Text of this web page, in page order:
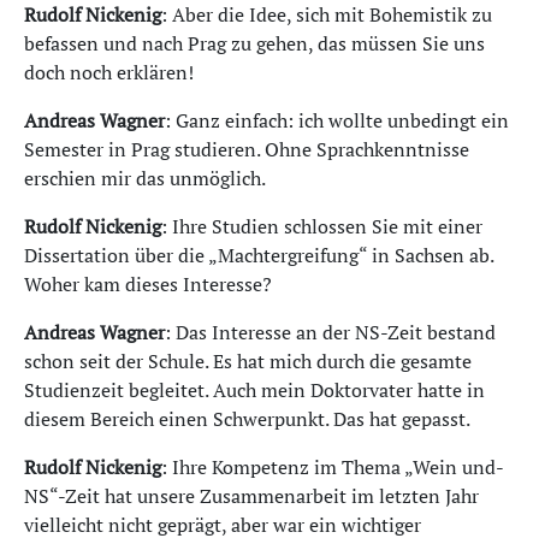
Rudolf Nickenig: Aber die Idee, sich mit Bohemistik zu
befassen und nach Prag zu gehen, das müssen Sie uns
doch noch erklären!
Andreas Wagner: Ganz einfach: ich wollte unbedingt ein
Semester in Prag studieren. Ohne Sprachkenntnisse
erschien mir das unmöglich.
Rudolf Nickenig: Ihre Studien schlossen Sie mit einer
Dissertation über die „Machtergreifung“ in Sachsen ab.
Woher kam dieses Interesse?
Andreas Wagner: Das Interesse an der NS-Zeit bestand
schon seit der Schule. Es hat mich durch die gesamte
Studienzeit begleitet. Auch mein Doktorvater hatte in
diesem Bereich einen Schwerpunkt. Das hat gepasst.
Rudolf Nickenig: Ihre Kompetenz im Thema „Wein und-
NS“-Zeit hat unsere Zusammenarbeit im letzten Jahr
vielleicht nicht geprägt, aber war ein wichtiger